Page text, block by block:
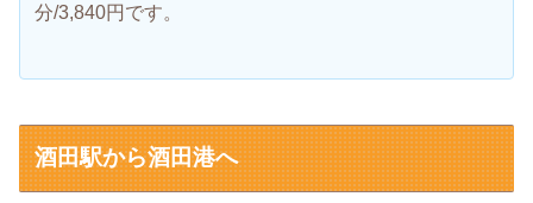
分/3,840円です。
酒田駅から酒田港へ